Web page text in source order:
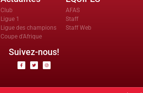
Club
Ligue 1
Ligue des champions
Coupe d'Afrique
AFAS
Staff
Staff Web
Suivez-nous!